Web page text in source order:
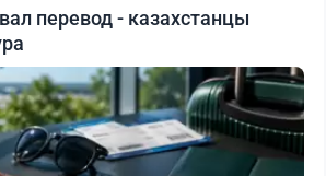
перевод - казахстанцы